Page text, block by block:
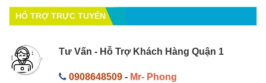
HỔ TRỢ TRỰC TUYẾN
Tư Vấn - Hỗ Trợ Khách Hàng Quận 1
0908648509- Mr- Phong